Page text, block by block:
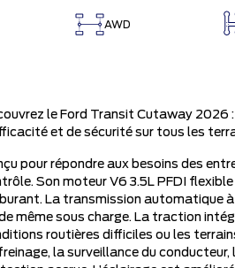
AWD
le Ford Transit Cutaway
et de sécurité sur tous les
pour répondre aux besoins des
Son moteur V6 3.5L PFDI
La transmission automatique
même sous charge. La traction
routières difficiles ou les
la surveillance du